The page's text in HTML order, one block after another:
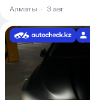
Алматы · 3 авг